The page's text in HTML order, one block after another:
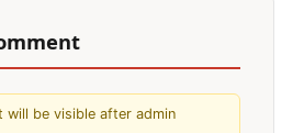
will be visible after admin